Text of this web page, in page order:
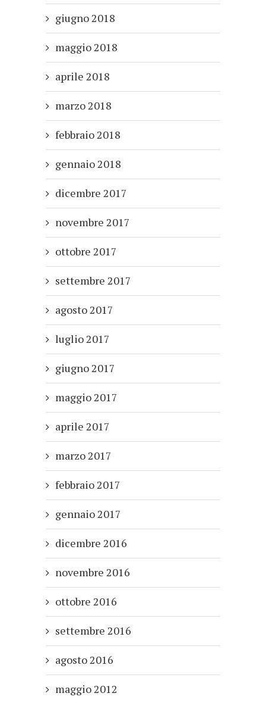
giugno 2018
maggio 2018
aprile 2018
marzo 2018
febbraio 2018
gennaio 2018
dicembre 2017
novembre 2017
ottobre 2017
settembre 2017
agosto 2017
luglio 2017
giugno 2017
maggio 2017
aprile 2017
marzo 2017
febbraio 2017
gennaio 2017
dicembre 2016
novembre 2016
ottobre 2016
settembre 2016
agosto 2016
maggio 2012